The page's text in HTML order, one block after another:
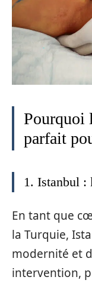
Pourquoi
parfait
1. Istanbul :
En tant que
la Turquie,
modernité et
intervention,